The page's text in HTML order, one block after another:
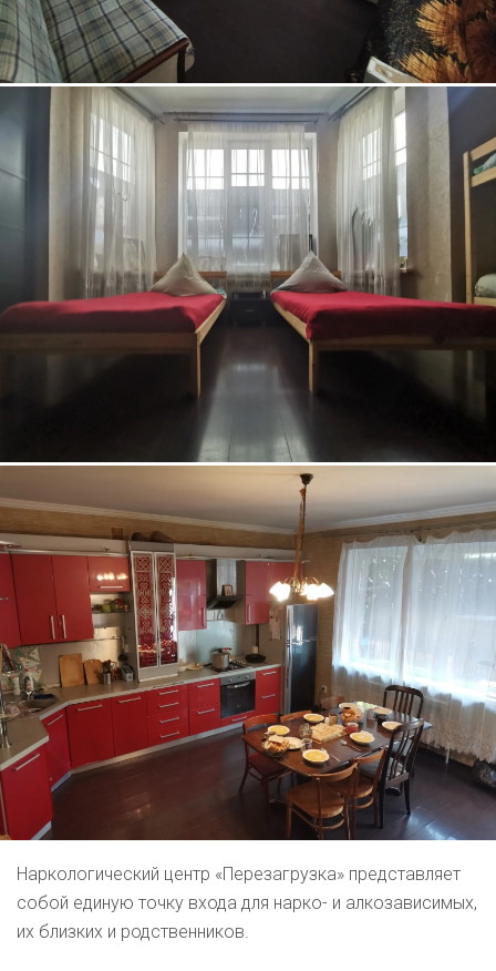
Наркологический центр «Перезагрузка» представляет
собой единую точку входа для нарко- и алкозависимых,
их близких и родственников.